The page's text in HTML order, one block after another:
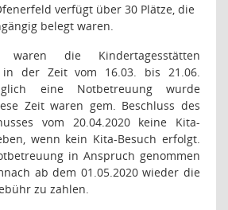
verfügt über 30 Plätze, die
belegt waren.
die Kindertagesstätten
in der Zeit vom 16.03. bis 21.06.
eine Notbetreuung wurde
Zeit waren gem. Beschluss des
vom 20.04.2020 keine Kita-
wenn kein Kita-Besuch erfolgt.
in Anspruch genommen
ab dem 01.05.2020 wieder die
zu zahlen.